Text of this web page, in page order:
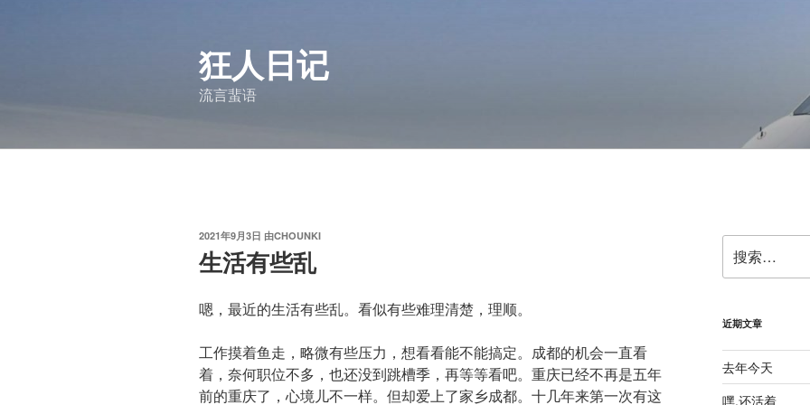
狂人日记
流言蜚语
发
布
于
2021年9月3日 由CHOUNKI
生活有些乱
嗯，最近的生活有些乱。看似有些难理清楚，理顺。
工作摸着鱼走，略微有些压力，想看看能不能搞定。成都的机会一直看
着，奈何职位不多，也还没到跳槽季，再等等看吧。重庆已经不再是五年
前的重庆了，心境儿不一样。但却爱上了家乡成都。十几年来第一次有这
索：
近期文章
去年今天
嘿,还活着